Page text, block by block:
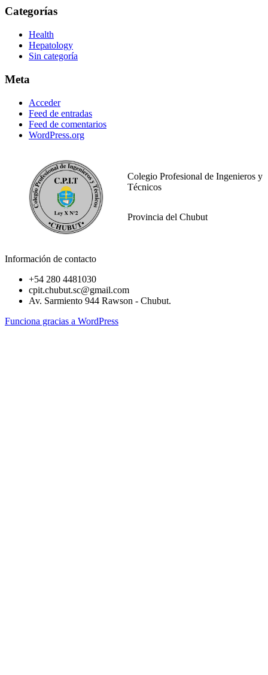
Categorías
Health
Hepatology
Sin categoría
Meta
Acceder
Feed de entradas
Feed de comentarios
WordPress.org
Colegio Profesional de Ingenieros y
Técnicos
Provincia del Chubut
Información de contacto
+54 280 4481030
cpit.chubut.sc@gmail.com
Av. Sarmiento 944 Rawson - Chubut.
Funciona gracias a WordPress